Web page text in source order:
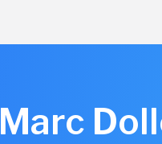
Marc